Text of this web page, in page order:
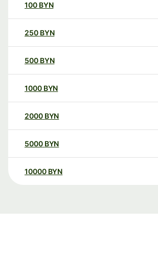
100 BYN
250 BYN
500 BYN
1000 BYN
2000 BYN
5000 BYN
10000 BYN